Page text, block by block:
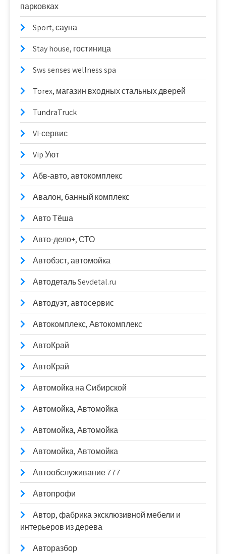
парковках
Sport, сауна
Stay house, гостиница
Sws senses wellness spa
Torex, магазин входных стальных дверей
TundraTruck
VI-сервис
Vip Уют
Абв-авто, автокомплекс
Авалон, банный комплекс
Авто Тёша
Авто-дело+, СТО
Автобэст, автомойка
Автодеталь Sevdetal.ru
Автодуэт, автосервис
Автокомплекс, Автокомплекс
АвтоКрай
АвтоКрай
Автомойка на Сибирской
Автомойка, Автомойка
Автомойка, Автомойка
Автомойка, Автомойка
Автообслуживание 777
Автопрофи
Автор, фабрика эксклюзивной мебели и
интерьеров из дерева
Авторазбор